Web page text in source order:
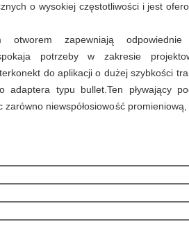
o wysokiej częstotliwości i jest
zapewniają odpowiednie
potrzeby w zakresie
do aplikacji o dużej szybkości
adaptera typu bullet.Ten pływający
niewspółosiowość promieniową,